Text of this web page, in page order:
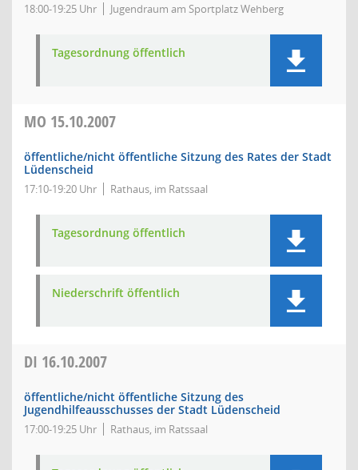
18:00-19:25 Uhr Jugendraum am Sportplatz Wehberg
Tagesordnung öffentlich
MO 15.10.2007
öffentliche/nicht öffentliche Sitzung des Rates der Stadt
Lüdenscheid
17:10-19:20 Uhr Rathaus, im Ratssaal
Tagesordnung öffentlich
Niederschrift öffentlich
DI 16.10.2007
öffentliche/nicht öffentliche Sitzung des
Jugendhilfeausschusses der Stadt Lüdenscheid
17:00-19:25 Uhr Rathaus, im Ratssaal